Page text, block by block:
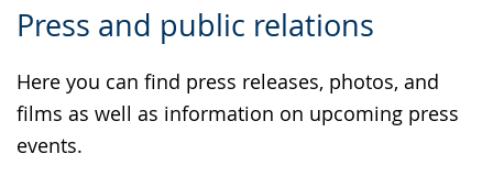
Press and public relations
Here you can find press releases, photos, and
films as well as information on upcoming press
events.
to
language.
audio
video
open
up
presenting